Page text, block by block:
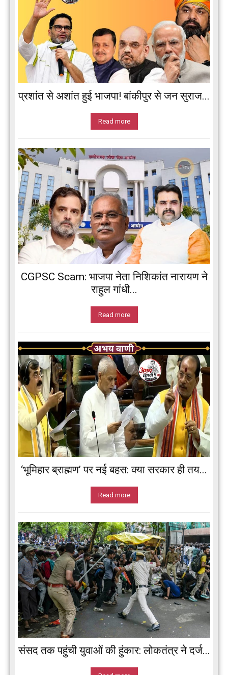
प्रशांत से अशांत हुई भाजपा! बांकीपुर से जन सुराज...
Read more
CGPSC Scam: भाजपा नेता निशिकांत नारायण ने
राहुल गांधी...
Read more
‘भूमिहार ब्राह्मण’ पर नई बहस: क्या सरकार ही तय...
Read more
संसद तक पहुंची युवाओं की हुंकार: लोकतंत्र ने दर्ज...